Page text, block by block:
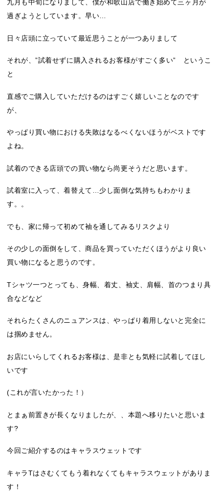
九月も中旬になりまして、僕が和歌山店で働き始めて三ヶ月が
過ぎようとしています。早い…
日々店頭に立っていて最近思うことが一つありまして
それが、”試着せずに購入されるお客様がすごく多い” というこ
と
直感でご購入していただけるのはすごく嬉しいことなのです
が、
やっぱり買い物における失敗はなるべくないほうがベストです
よね。
試着のできる店頭での買い物なら尚更そうだと思います。
試着室に入って、着替えて…少し面倒な気持ちもわかりま
す。。
でも、家に帰って初めて袖を通してみるリスクより
その少しの面倒をして、商品を買っていただくほうがより良い
買い物になると思うのです。
Tシャツ一つとっても、身幅、着丈、袖丈、肩幅、首のつまり具
合などなど
それらたくさんのニュアンスは、やっぱり着用しないと完全に
は掴めません。
お店にいらしてくれるお客様は、是非とも気軽に試着してほし
いです
(これが言いたかった！）
とまぁ前置きが長くなりましたが、、本題へ移りたいと思いま
す?
今回ご紹介するのはキャラスウェットです
キャラTはさむくてもう着れなくてもキャラスウェットがありま
す！